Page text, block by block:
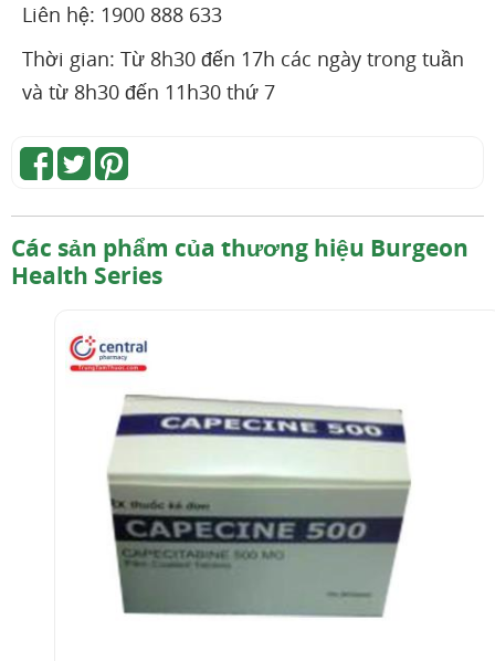
Liên hệ: 1900 888 633
Thời gian: Từ 8h30 đến 17h các ngày trong tuần
và từ 8h30 đến 11h30 thứ 7
Các sản phẩm của thương hiệu Burgeon
Health Series